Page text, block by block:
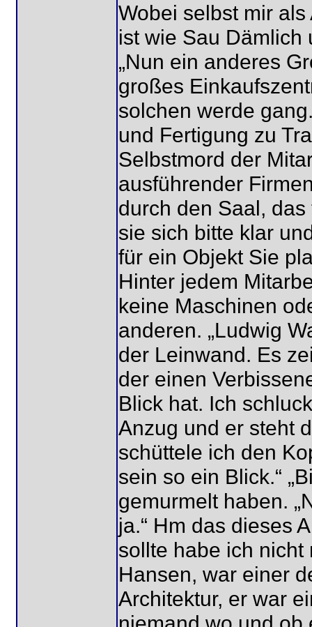
Wobei selbst mir
ist wie Sau Dämlich
„Nun ein anderes
großes
solchen werde
und Fertigung zu
Selbstmord der
ausführender
durch den Saal,
sie sich bitte klar
für ein Objekt Sie
Hinter jedem
keine Maschinen
anderen. „Ludwig
der Leinwand. Es
der einen
Blick hat. Ich
Anzug und er steht
schüttele ich den
sein so ein Blick.“
gemurmelt haben.
ja.“ Hm das dieses
sollte habe ich nicht
Hansen, war einer
Architektur, er war